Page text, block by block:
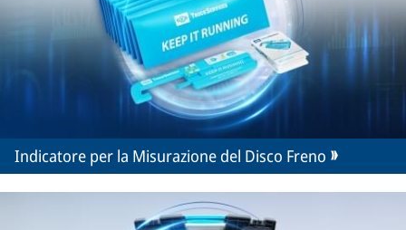
Indicatore per la Misurazione del Disco Freno